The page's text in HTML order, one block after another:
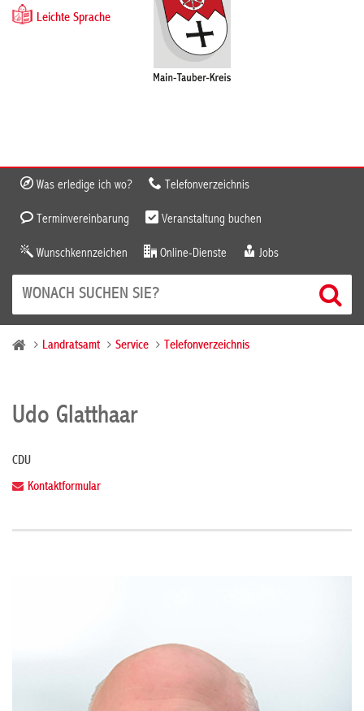
Leichte Sprache
Was erledige ich wo? Telefonverzeichnis
Terminvereinbarung Veranstaltung buchen
Wunschkennzeichen Online-Dienste Jobs
Landratsamt Service Telefonverzeichnis
Udo Glatthaar
CDU
Kontaktformular